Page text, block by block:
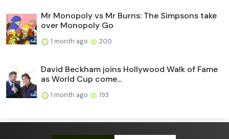
Mr Monopoly vs Mr Burns: The Simpsons take
over Monopoly Go
1 month ago 200
David Beckham joins Hollywood Walk of Fame
as World Cup come...
1 month ago 193